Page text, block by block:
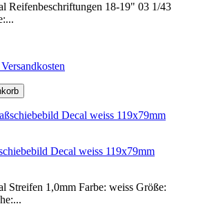
Reifenbeschriftungen 18-19" 03 1/43
Decal weiss 119x79mm
Streifen 1,0mm Farbe: weiss Größe: